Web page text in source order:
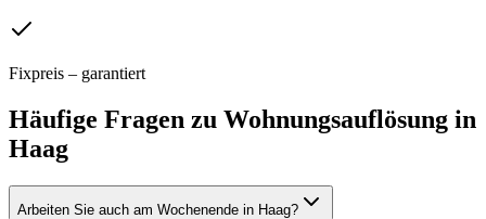
Fixpreis – garantiert
Häufige Fragen zu Wohnungsauflösung in
Haag
Arbeiten Sie auch am Wochenende in Haag?